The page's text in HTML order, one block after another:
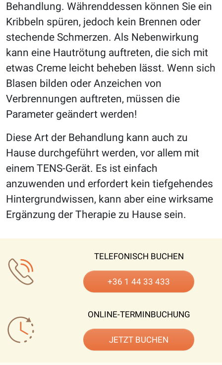
Behandlung. Währenddessen können Sie ein
Kribbeln spüren, jedoch kein Brennen oder
stechende Schmerzen. Als Nebenwirkung
kann eine Hautrötung auftreten, die sich mit
etwas Creme leicht beheben lässt. Wenn sich
Blasen bilden oder Anzeichen von
Verbrennungen auftreten, müssen die
Parameter geändert werden!
Diese Art der Behandlung kann auch zu
Hause durchgeführt werden, vor allem mit
einem TENS-Gerät. Es ist einfach
anzuwenden und erfordert kein tiefgehendes
Hintergrundwissen, kann aber eine wirksame
Ergänzung der Therapie zu Hause sein.
TELEFONISCH BUCHEN
+36 1 44 33 433
ONLINE-TERMINBUCHUNG
JETZT BUCHEN